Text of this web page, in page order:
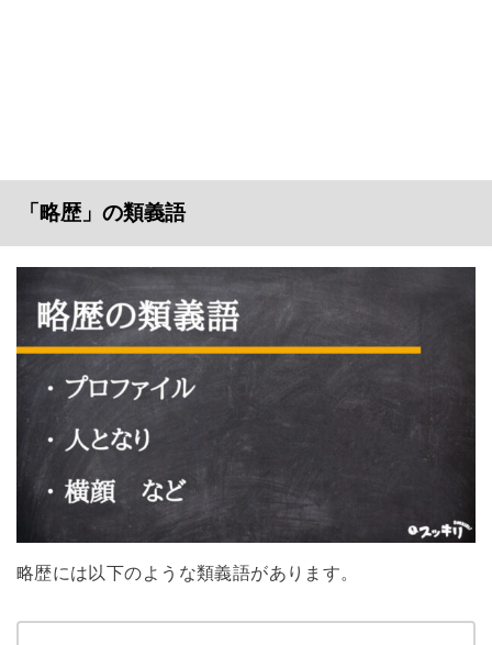
「略歴」の類義語
略歴には以下のような類義語があります。